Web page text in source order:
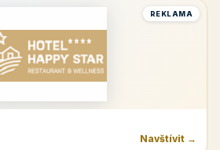
REKLAMA
Navštívit →